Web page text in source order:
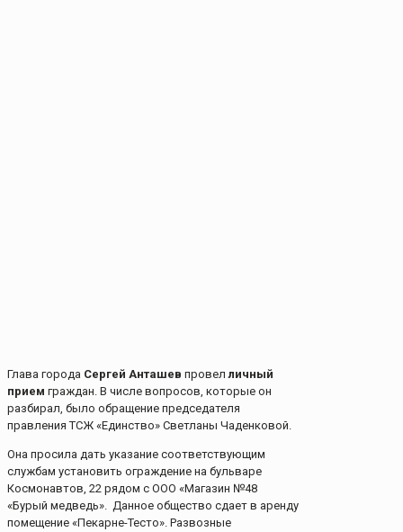
Глава города Сергей Анташев провел личный
прием граждан. В числе вопросов, которые он
разбирал, было обращение председателя
правления ТСЖ «Единство» Светланы Чаденковой.
Она просила дать указание соответствующим
службам установить ограждение на бульваре
Космонавтов, 22 рядом с ООО «Магазин №48
«Бурый медведь». Данное общество сдает в аренду
помещение «Пекарне-Тесто». Развозные